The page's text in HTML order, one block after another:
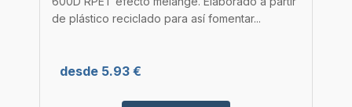
de plástico reciclado para así fomentar...
desde 5.93 €